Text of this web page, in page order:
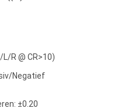
R @ CR>10)
Negatief
±0.20